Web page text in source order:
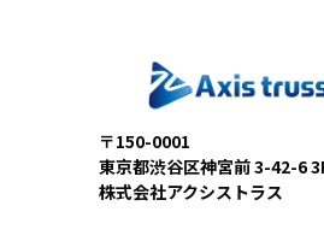
〒150-0001
東京都渋谷区神宮前 3-42-6
株式会社アクシストラス